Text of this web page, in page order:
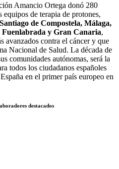
Amancio Ortega donó 280
de terapia de protones,
de Compostela, Málaga,
y Gran Canaria,
avanzados contra el cáncer y que
Nacional de Salud. La década de
comunidades autónomas, será la
todos los ciudadanos españoles
en el primer país europeo en
destacados